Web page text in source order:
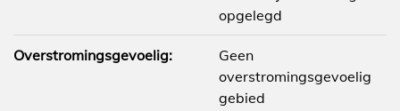
opgelegd
Overstromingsgevoelig:
Geen
overstromingsgevoelig
gebied